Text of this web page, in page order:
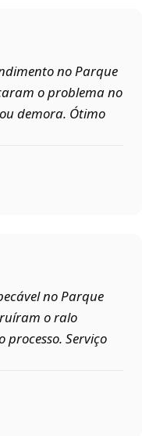
no Parque
o problema no
demora. Ótimo
no Parque
o ralo
Serviço